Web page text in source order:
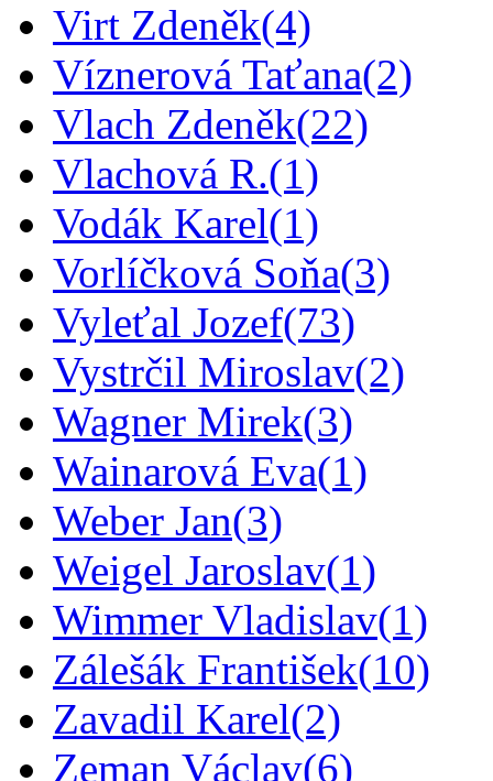
Virt Zdeněk(4)
Víznerová Taťana(2)
Vlach Zdeněk(22)
Vlachová R.(1)
Vodák Karel(1)
Vorlíčková Soňa(3)
Vyleťal Jozef(73)
Vystrčil Miroslav(2)
Wagner Mirek(3)
Wainarová Eva(1)
Weber Jan(3)
Weigel Jaroslav(1)
Wimmer Vladislav(1)
Zálešák František(10)
Zavadil Karel(2)
Zeman Václav(6)